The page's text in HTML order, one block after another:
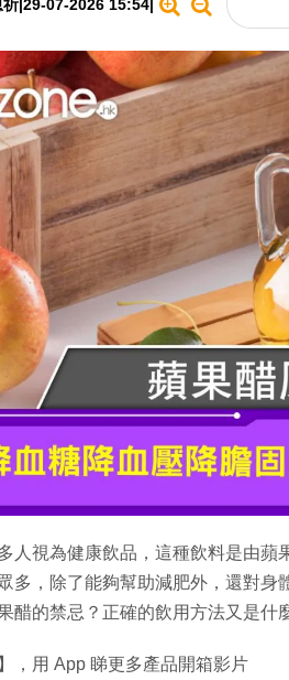
祈|29-07-2026 15:54|
人視為健康飲品，這種飲料是由
多，除了能夠幫助減肥外，還對
醋的禁忌？正確的飲用方法又是什
】，用 App 睇更多產品開箱影片